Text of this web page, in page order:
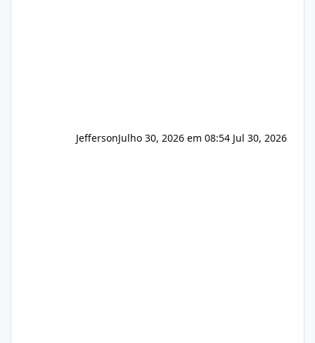
JeffersonJulho 30, 2026 em 08:54 Jul 30, 2026